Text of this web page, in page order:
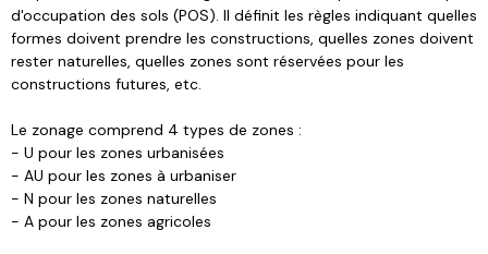
d'occupation des sols (POS). Il définit les règles indiquant quelles
formes doivent prendre les constructions, quelles zones doivent
rester naturelles, quelles zones sont réservées pour les
constructions futures, etc.
Le zonage comprend 4 types de zones :
- U pour les zones urbanisées
- AU pour les zones à urbaniser
- N pour les zones naturelles
- A pour les zones agricoles